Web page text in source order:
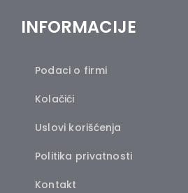
INFORMACIJE
Podaci o firmi
Kolačići
Uslovi korišćenja
Politika privatnosti
Kontakt